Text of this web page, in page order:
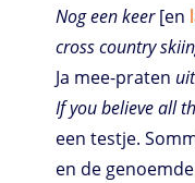
Nog een keer[en
cross country
Ja mee-praten
If you believe all
een testje.
en de